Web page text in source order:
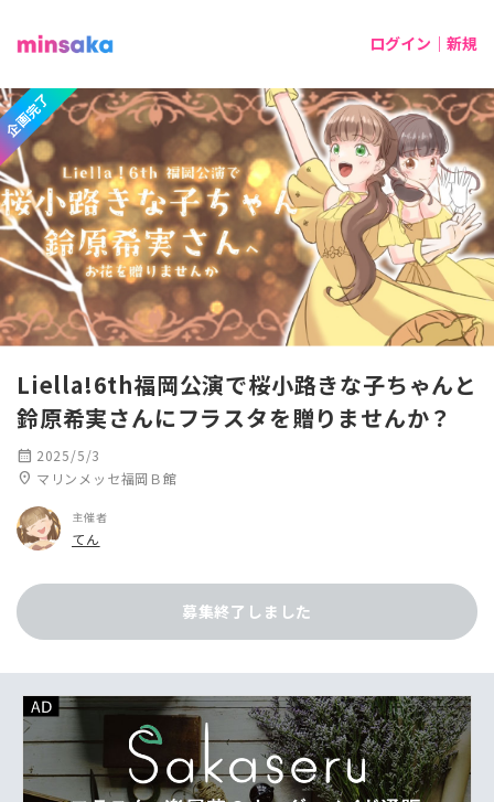
ログイン｜新規
企画完了
Liella!6th福岡公演で桜小路きな子ちゃんと
鈴原希実さんにフラスタを贈りませんか？
calendar_month 2025/5/3
location_on マリンメッセ福岡Ｂ館
主催者
てん
募集終了しました